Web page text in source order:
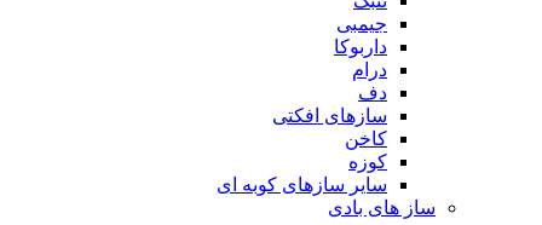
جیمبی
داربوکا
درام
دف
سازهای افکتی
کاخن
کوزه
سایر سازهای کوبه ای
ساز های بادی